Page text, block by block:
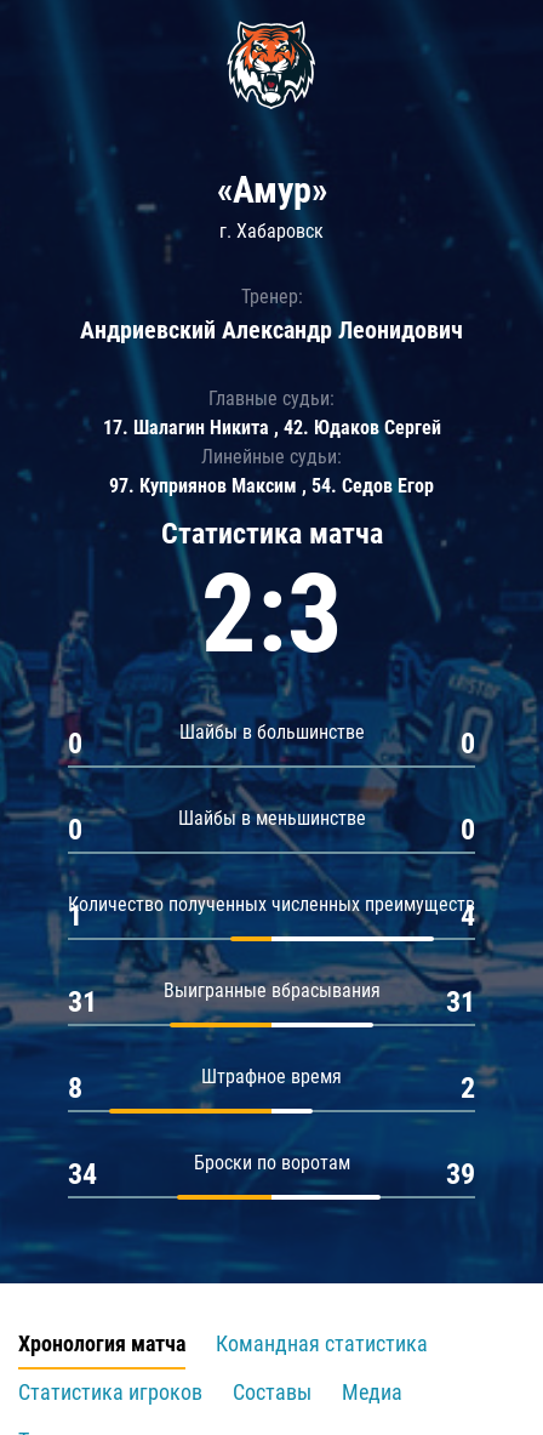
Статистика матча
2:3
Шайбы в большинстве
0 0
Шайбы в меньшинстве
0 0
Количество полученных численных преимуществ
1 4
Выигранные вбрасывания
31 31
Штрафное время
8 2
Броски по воротам
34 39
«Амур»
г. Хабаровск
Тренер:
Андриевский Александр Леонидович
Главные судьи:
17. Шалагин Никита , 42. Юдаков Сергей
Линейные судьи:
97. Куприянов Максим , 54. Седов Егор
Хронология матча
Командная статистика
Статистика игроков
Составы
Медиа